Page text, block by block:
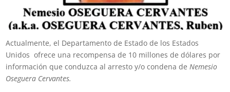
Actualmente, el Departamento de Estado de los Estados
Unidos ofrece una recompensa de 10 millones de dólares por
información que conduzca al arresto y/o condena deNemesio
Oseguera Cervantes.